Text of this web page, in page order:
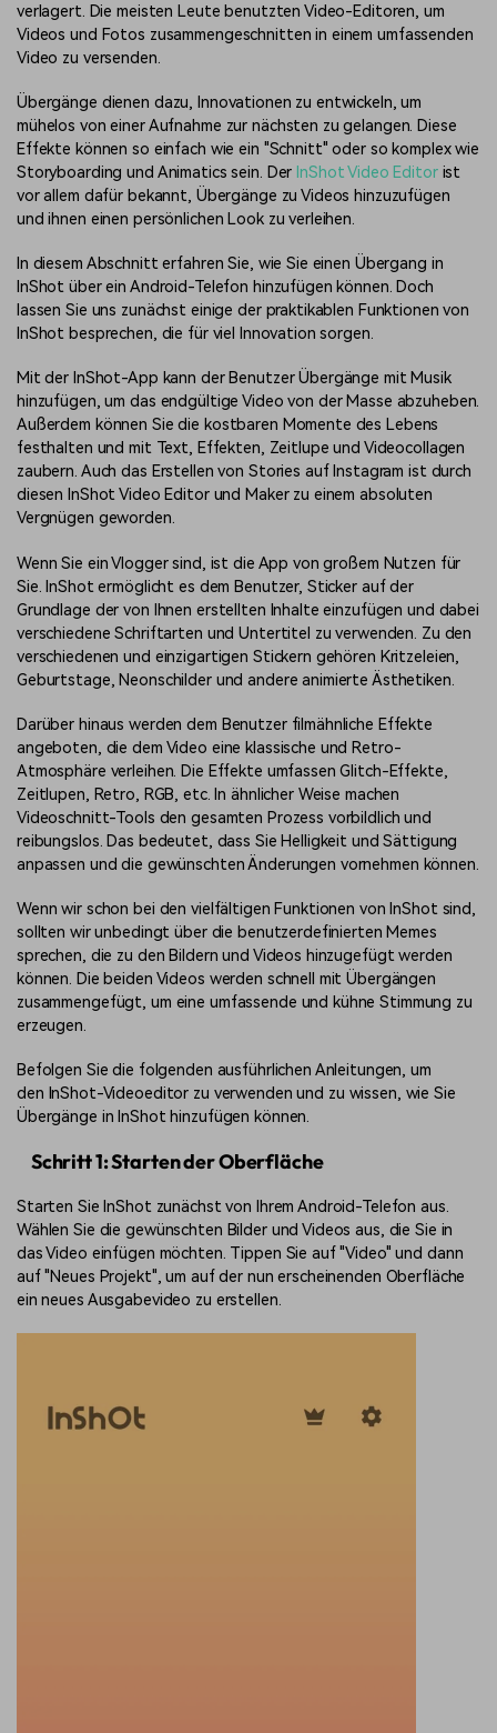
verlagert. Die meisten Leute benutzten Video-Editoren, um
Videos und Fotos zusammengeschnitten in einem umfassenden
Video zu versenden.
Übergänge dienen dazu, Innovationen zu entwickeln, um
mühelos von einer Aufnahme zur nächsten zu gelangen. Diese
Effekte können so einfach wie ein "Schnitt" oder so komplex wie
Storyboarding und Animatics sein. Der InShot Video Editor ist
vor allem dafür bekannt, Übergänge zu Videos hinzuzufügen
und ihnen einen persönlichen Look zu verleihen.
In diesem Abschnitt erfahren Sie, wie Sie einen Übergang in
InShot über ein Android-Telefon hinzufügen können. Doch
lassen Sie uns zunächst einige der praktikablen Funktionen von
InShot besprechen, die für viel Innovation sorgen.
Mit der InShot-App kann der Benutzer Übergänge mit Musik
hinzufügen, um das endgültige Video von der Masse abzuheben.
Außerdem können Sie die kostbaren Momente des Lebens
festhalten und mit Text, Effekten, Zeitlupe und Videocollagen
zaubern. Auch das Erstellen von Stories auf Instagram ist durch
diesen InShot Video Editor und Maker zu einem absoluten
Vergnügen geworden.
Wenn Sie ein Vlogger sind, ist die App von großem Nutzen für
Sie. InShot ermöglicht es dem Benutzer, Sticker auf der
Grundlage der von Ihnen erstellten Inhalte einzufügen und dabei
verschiedene Schriftarten und Untertitel zu verwenden. Zu den
verschiedenen und einzigartigen Stickern gehören Kritzeleien,
Geburtstage, Neonschilder und andere animierte Ästhetiken.
Darüber hinaus werden dem Benutzer filmähnliche Effekte
angeboten, die dem Video eine klassische und Retro-
Atmosphäre verleihen. Die Effekte umfassen Glitch-Effekte,
Zeitlupen, Retro, RGB, etc. In ähnlicher Weise machen
Videoschnitt-Tools den gesamten Prozess vorbildlich und
reibungslos. Das bedeutet, dass Sie Helligkeit und Sättigung
anpassen und die gewünschten Änderungen vornehmen können.
Wenn wir schon bei den vielfältigen Funktionen von InShot sind,
sollten wir unbedingt über die benutzerdefinierten Memes
sprechen, die zu den Bildern und Videos hinzugefügt werden
können. Die beiden Videos werden schnell mit Übergängen
zusammengefügt, um eine umfassende und kühne Stimmung zu
erzeugen.
Befolgen Sie die folgenden ausführlichen Anleitungen, um
den InShot-Videoeditor zu verwenden und zu wissen, wie Sie
Übergänge in InShot hinzufügen können.
Schritt 1: Starten der Oberfläche
Starten Sie InShot zunächst von Ihrem Android-Telefon aus.
Wählen Sie die gewünschten Bilder und Videos aus, die Sie in
das Video einfügen möchten. Tippen Sie auf "Video" und dann
auf "Neues Projekt", um auf der nun erscheinenden Oberfläche
ein neues Ausgabevideo zu erstellen.